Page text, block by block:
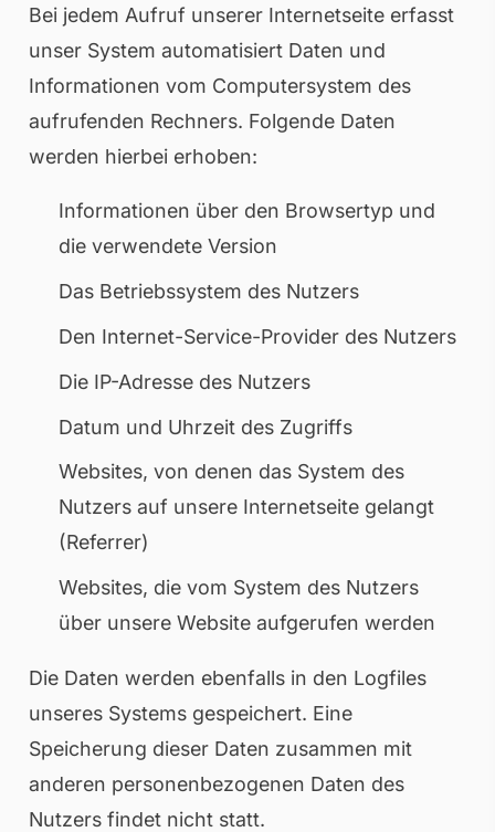
Bei jedem Aufruf unserer Internetseite erfasst
unser System automatisiert Daten und
Informationen vom Computersystem des
aufrufenden Rechners. Folgende Daten
werden hierbei erhoben:
Informationen über den Browsertyp und
die verwendete Version
Das Betriebssystem des Nutzers
Den Internet-Service-Provider des Nutzers
Die IP-Adresse des Nutzers
Datum und Uhrzeit des Zugriffs
Websites, von denen das System des
Nutzers auf unsere Internetseite gelangt
(Referrer)
Websites, die vom System des Nutzers
über unsere Website aufgerufen werden
Die Daten werden ebenfalls in den Logfiles
unseres Systems gespeichert. Eine
Speicherung dieser Daten zusammen mit
anderen personenbezogenen Daten des
Nutzers findet nicht statt.